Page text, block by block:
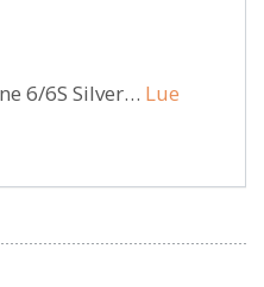
6/6S Silver… Lue